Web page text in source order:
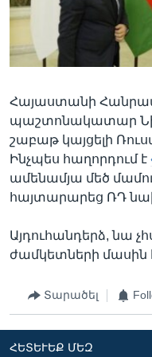
Լեզուներ
Հայաստանի
պաշտոնակատար
շաբաթ կայցելի
Ինչպես հաղորդում է
ամենամյա մեծ
հայտարարեց ՌԴ
Այդուհանդերձ, նա
ժամկետների մասին
Տարածել
ՀԵՏԵՒԵՔ ՄԵԶ